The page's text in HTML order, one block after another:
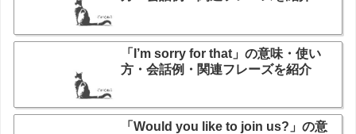
「I’m sorry for that」の意味・使い
方・会話例・関連フレーズを紹介
「Would you like to join us?」の意